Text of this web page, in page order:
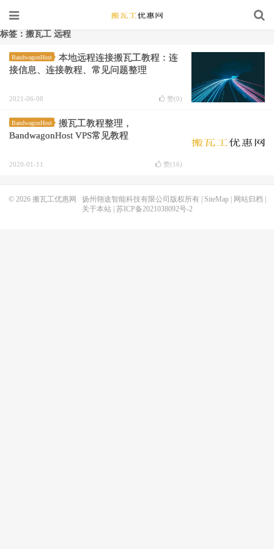
标签：搬瓦工 远程
BandwagonHost
本地远程连接搬瓦工教程：连
接信息、连接教程、常见问题整理
2021-06-08 赞(0)
BandwagonHost
搬瓦工教程整理，
BandwagonHost VPS常见教程
2020-01-11 赞(16)
© 2026 搬瓦工优惠网 扬州翎途智能科技有限公司版权所有 | SiteMap| 网站归档
关于本站| 苏ICP备2021038092号-2